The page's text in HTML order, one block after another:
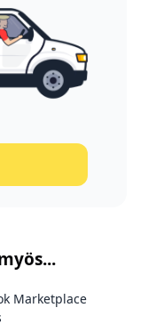
Marketplace